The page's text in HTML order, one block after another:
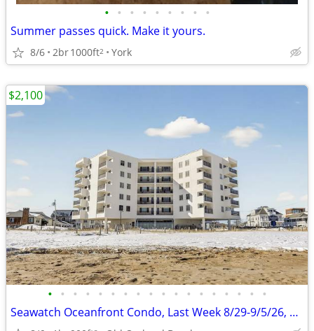
• • • • • • • • •
Summer passes quick. Make it yours.
8/6 2br1000ft2 York
• • • • • • • • • • • • • • • • • •
Seawatch Oceanfront Condo, Last Week 8/29-9/5/26, WINTER RENTALS TOO!
$2,100